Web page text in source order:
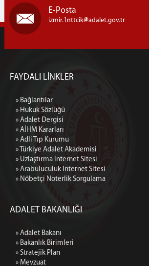
E-Posta
izmir.1nttcik adalet.gov.tr
FAYDALI LİNKLER
» Bağlantılar
» Hukuk Sözlüğü
» Adalet Dergisi
» AİHM Kararları
» Adli Tıp Kurumu
» Türkiye Adalet Akademisi
» Uzlaştırma İnternet Sitesi
» Arabuluculuk İnternet Sitesi
» Nöbetçi Noterlik Sorgulama
ADALET BAKANLIĞI
» Adalet Bakanı
» Bakanlık Birimleri
» Stratejik Plan
» Mevzuat